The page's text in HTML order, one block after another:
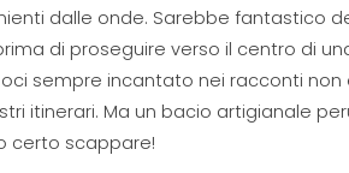
dalle onde. Sarebbe fantastico
di proseguire verso il centro di
sempre incantato nei racconti
itinerari. Ma un bacio artigianale
certo scappare!